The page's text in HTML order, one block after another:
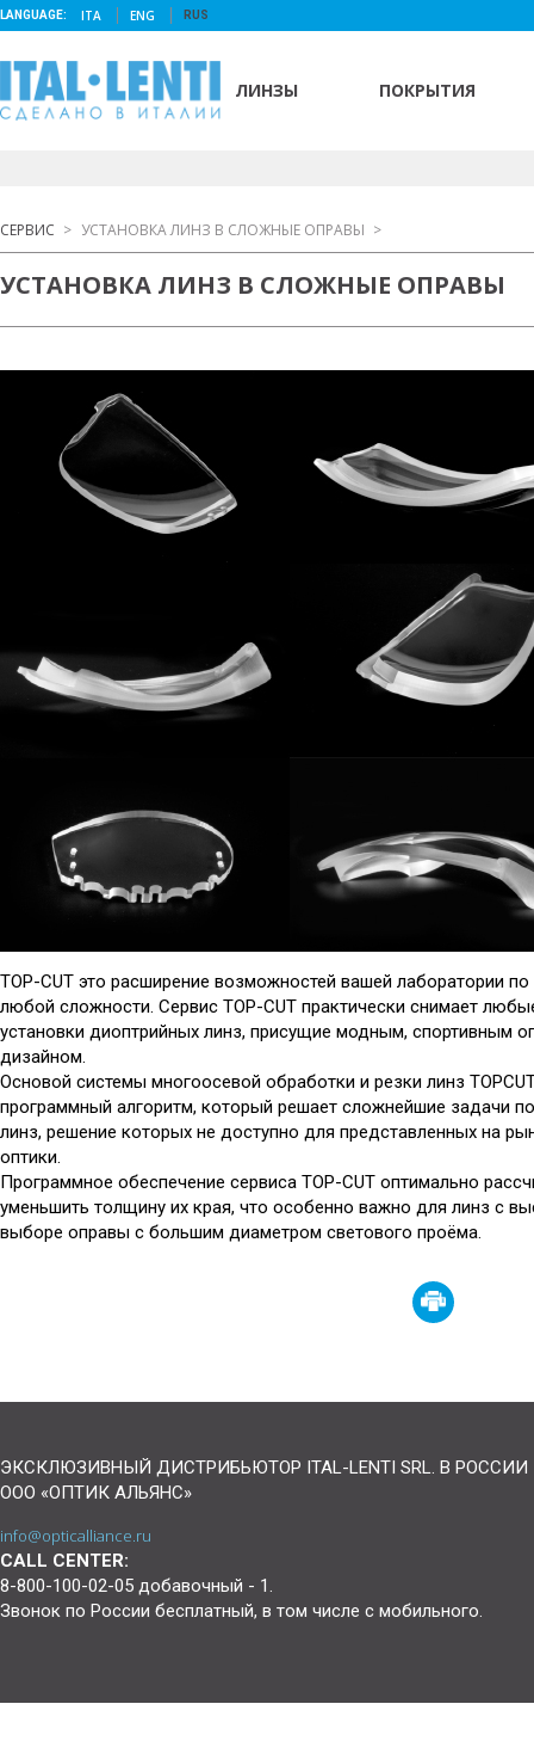
LANGUAGE: ITA ENG RUS
ЛИНЗЫ ПОКРЫТИЯ
СЕРВИС > УСТАНОВКА ЛИНЗ В СЛОЖНЫЕ ОПРАВЫ >
УСТАНОВКА ЛИНЗ В СЛОЖНЫЕ ОПРАВЫ
TOP-CUT это расширение возможностей вашей лаборатории
любой сложности. Сервис TOP-CUT практически снимает
установки диоптрийных линз, присущие модным, спортивным
дизайном.
Основой системы многоосевой обработки и резки линз
программный алгоритм, который решает сложнейшие задачи
линз, решение которых не доступно для представленных на
оптики.
Программное обеспечение сервиса TOP-CUT оптимально
уменьшить толщину их края, что особенно важно для линз с
выборе оправы с большим диаметром светового проёма.
ЭКСКЛЮЗИВНЫЙ ДИСТРИБЬЮТОР ITAL-LENTI SRL. В РОССИИ
ООО «ОПТИК АЛЬЯНС»
info@opticalliance.ru
CALL CENTER:
8-800-100-02-05 добавочный - 1.
Звонок по России бесплатный, в том числе с мобильного.